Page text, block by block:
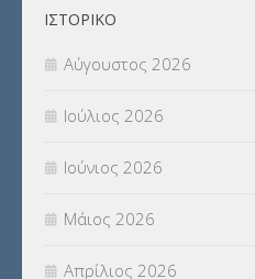
ΙΣΤΟΡΙΚΌ
Αύγουστος 2026
Ιούλιος 2026
Ιούνιος 2026
Μάιος 2026
Απρίλιος 2026